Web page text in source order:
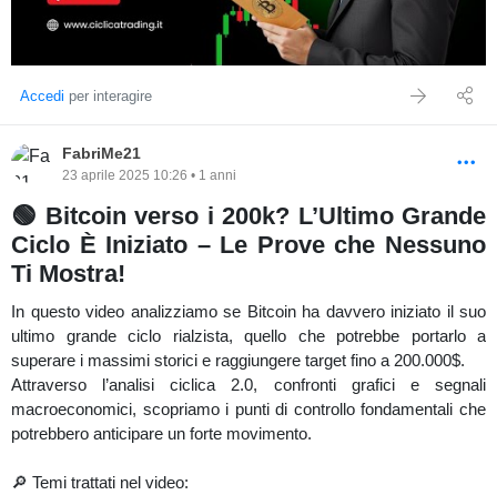
89.671 → livello Eclipse (reaction netta = rischio ribasso
89.226 → linea di vincolo ciclico
94.000 – 94.100 → colmatura inefficienza necessaria per
ripartenza
74.365 → supporto critico
49.000 → area di possibile chiusura quadriennale
🧠 COSA RENDE QUESTA ANALISI DIVERSA
Non guardiamo Bitcoin da solo.
La direzione finale dipenderà da:
Dominance (rischio semestrale)
DXY (fortemente vincolato al ribasso)
Accedi per interagire
FabriMe21
23 aprile 2025 10:26 • 1 anni
🟢 Bitcoin verso i 200k? L’Ultimo Grande
Ciclo È Iniziato – Le Prove che Nessuno
Ti Mostra!
In questo video analizziamo se Bitcoin ha davvero iniziato il suo
ultimo grande ciclo rialzista, quello che potrebbe portarlo a
superare i massimi storici e raggiungere target fino a 200.000$.
Attraverso l’analisi ciclica 2.0, confronti grafici e segnali
macroeconomici, scopriamo i punti di controllo fondamentali che
potrebbero anticipare un forte movimento.
🔎 Temi trattati nel video: